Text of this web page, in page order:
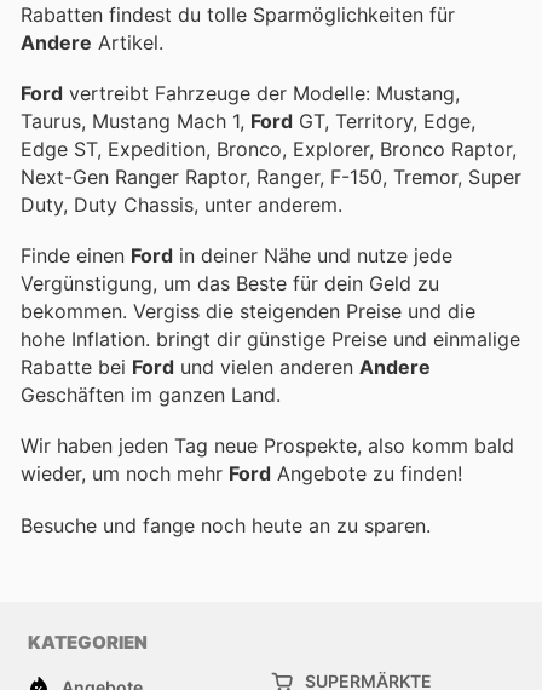
Rabatten findest du tolle Sparmöglichkeiten für
Andere Artikel.
Ford vertreibt Fahrzeuge der Modelle: Mustang,
Taurus, Mustang Mach 1, Ford GT, Territory, Edge,
Edge ST, Expedition, Bronco, Explorer, Bronco Raptor,
Next-Gen Ranger Raptor, Ranger, F-150, Tremor, Super
Duty, Duty Chassis, unter anderem.
Finde einen Ford in deiner Nähe und nutze jede
Vergünstigung, um das Beste für dein Geld zu
bekommen. Vergiss die steigenden Preise und die
hohe Inflation. bringt dir günstige Preise und einmalige
Rabatte bei Ford und vielen anderen Andere
Geschäften im ganzen Land.
Wir haben jeden Tag neue Prospekte, also komm bald
wieder, um noch mehr Ford Angebote zu finden!
Besuche und fange noch heute an zu sparen.
KATEGORIEN
SUPERMÄRKTE